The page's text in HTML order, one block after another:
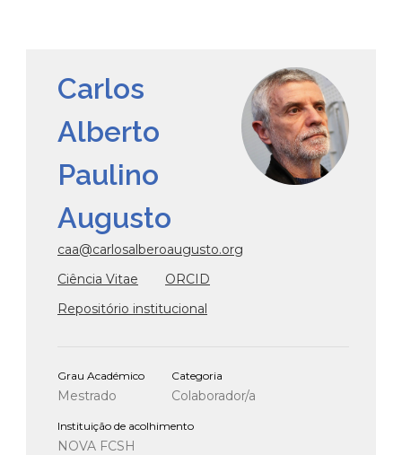
Carlos
Alberto
Paulino
Augusto
caa@carlosalberoaugusto.org
Ciência Vitae
ORCID
Repositório institucional
Grau Académico
Mestrado
Categoria
Colaborador/a
Instituição de acolhimento
NOVA FCSH